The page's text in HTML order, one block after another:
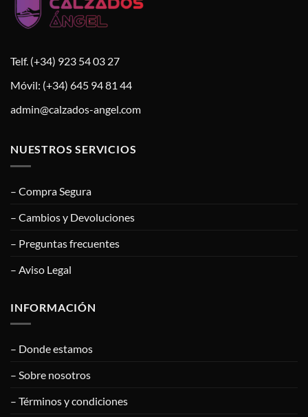
Telf. (+34) 923 54 03 27
Móvil: (+34) 645 94 81 44
admin@calzados-angel.com
NUESTROS SERVICIOS
– Compra Segura
– Cambios y Devoluciones
– Preguntas frecuentes
– Aviso Legal
INFORMACIÓN
– Donde estamos
– Sobre nosotros
– Términos y condiciones